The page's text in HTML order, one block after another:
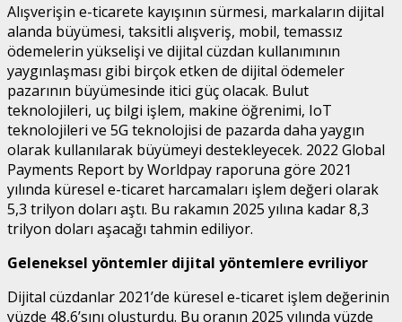
Alışverişin e-ticarete kayışının sürmesi, markaların dijital
alanda büyümesi, taksitli alışveriş, mobil, temassız
ödemelerin yükselişi ve dijital cüzdan kullanımının
yaygınlaşması gibi birçok etken de dijital ödemeler
pazarının büyümesinde itici güç olacak. Bulut
teknolojileri, uç bilgi işlem, makine öğrenimi, IoT
teknolojileri ve 5G teknolojisi de pazarda daha yaygın
olarak kullanılarak büyümeyi destekleyecek. 2022 Global
Payments Report by Worldpay raporuna göre 2021
yılında küresel e-ticaret harcamaları işlem değeri olarak
5,3 trilyon doları aştı. Bu rakamın 2025 yılına kadar 8,3
trilyon doları aşacağı tahmin ediliyor.
Geleneksel yöntemler dijital yöntemlere evriliyor
Dijital cüzdanlar 2021’de küresel e-ticaret işlem değerinin
yüzde 48,6’sını oluşturdu. Bu oranın 2025 yılında yüzde